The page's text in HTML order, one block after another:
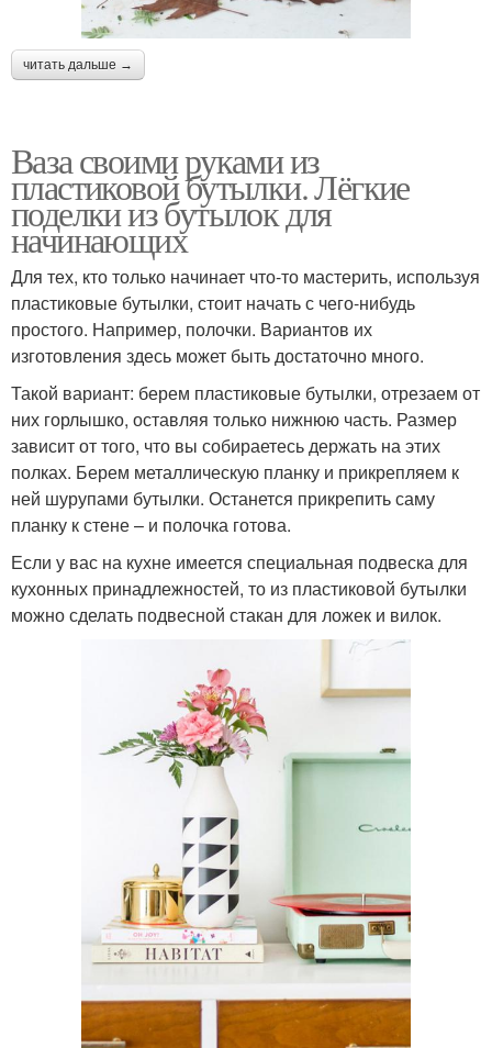
читать дальше →
Ваза своими руками из
пластиковой бутылки. Лёгкие
поделки из бутылок для
начинающих
Для тех, кто только начинает что-то мастерить, используя
пластиковые бутылки, стоит начать с чего-нибудь
простого. Например, полочки. Вариантов их
изготовления здесь может быть достаточно много.
Такой вариант: берем пластиковые бутылки, отрезаем от
них горлышко, оставляя только нижнюю часть. Размер
зависит от того, что вы собираетесь держать на этих
полках. Берем металлическую планку и прикрепляем к
ней шурупами бутылки. Останется прикрепить саму
планку к стене – и полочка готова.
Если у вас на кухне имеется специальная подвеска для
кухонных принадлежностей, то из пластиковой бутылки
можно сделать подвесной стакан для ложек и вилок.